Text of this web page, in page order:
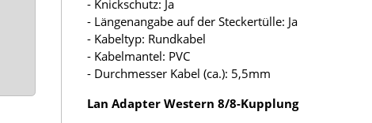
- Knickschutz: Ja
- Längenangabe auf der Steckertülle: Ja
- Kabeltyp: Rundkabel
- Kabelmantel: PVC
- Durchmesser Kabel (ca.): 5,5mm
Lan Adapter Western 8/8-Kupplung